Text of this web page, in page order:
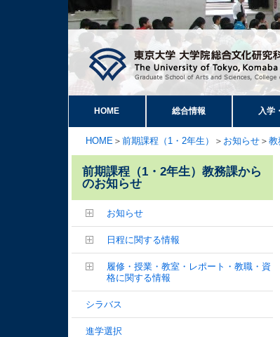
HOME 総合情報 入学
HOME ＞ 前期課程（1・2年生） ＞ お知らせ ＞ 教
前期課程（1・2年生）教務課から
のお知らせ
お知らせ
日程に関する情報
履修・授業・教室・レポート・教職・資
格に関する情報
シラバス
進学選択